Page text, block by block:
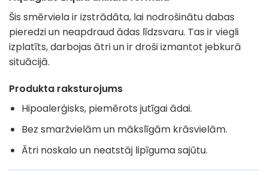
Šis smērviela ir izstrādāta, lai nodrošinātu dabas
pieredzi un neapdraud ādas līdzsvaru. Tas ir viegli
izplatīts, darbojas ātri un ir droši izmantot jebkurā
situācijā.
Produkta raksturojums
Hipoalerģisks, piemērots jutīgai ādai.
Bez smaržvielām un mākslīgām krāsvielām.
Ātri noskalo un neatstāj lipīguma sajūtu.